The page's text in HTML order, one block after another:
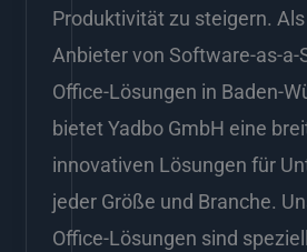
Produktivität zu steigern.
Anbieter von Software-as-a-
Office-Lösungen in Baden-
bietet Yadbo GmbH eine
innovativen Lösungen für
jeder Größe und Branche.
Office-Lösungen sind